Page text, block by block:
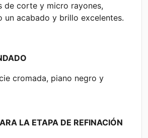
de corte y micro rayones,
un acabado y brillo excelentes.
cromada, piano negro y
LA ETAPA DE REFINACIÓN